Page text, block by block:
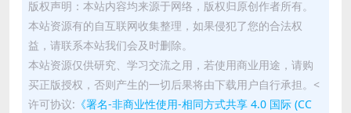
版权声明：本站内容均来源于网络，版权归原创作者所有。
本站资源有的自互联网收集整理，如果侵犯了您的合法权
益，请联系本站我们会及时删除。
本站资源仅供研究、学习交流之用，若使用商业用途，请购
买正版授权，否则产生的一切后果将由下载用户自行承担。<
许可协议: 《署名-非商业性使用-相同方式共享 4.0 国际 (CC